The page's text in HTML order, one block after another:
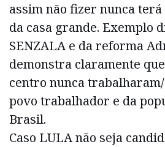
assim não fizer nunca terá
da casa grande. Exemplo
SENZALA e da reforma
demonstra claramente
centro nunca
povo trabalhador e da
Brasil.
Caso LULA não seja